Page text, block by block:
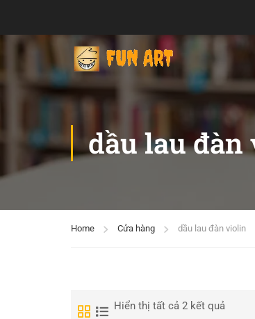
dầu lau
Home Cửa hàng dầu lau đàn violin
Hiển thị tất cả 2 kết quả